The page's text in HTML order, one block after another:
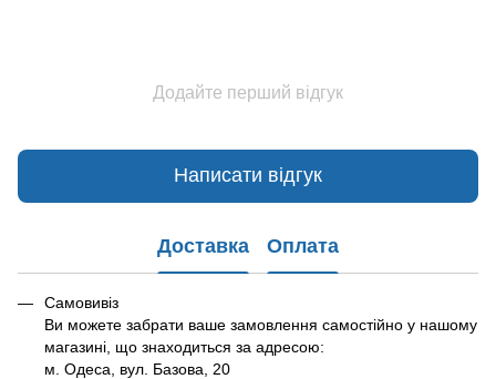
Додайте перший відгук
Написати відгук
Доставка Оплата
Самовивіз
Ви можете забрати ваше замовлення самостійно у нашому
магазині, що знаходиться за адресою:
м. Одеса, вул. Базова, 20